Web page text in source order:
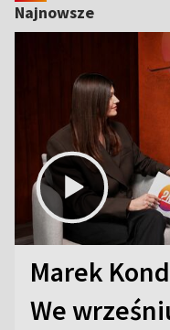
Najnowsze
Marek
We